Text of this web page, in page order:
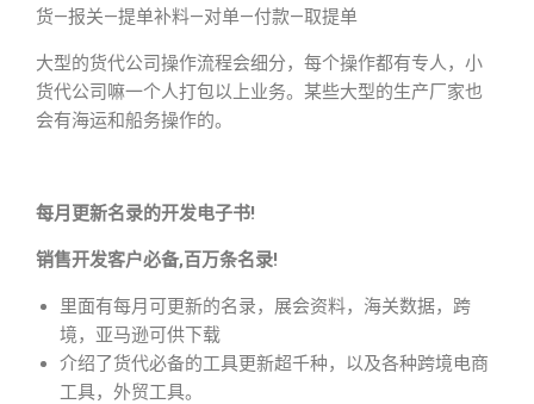
货—报关—提单补料—对单—付款—取提单
大型的货代公司操作流程会细分，每个操作都有专人，小
货代公司嘛一个人打包以上业务。某些大型的生产厂家也
会有海运和船务操作的。
每月更新名录的开发电子书!
销售开发客户必备,百万条名录!
里面有每月可更新的名录，展会资料，海关数据，跨
境，亚马逊可供下载
介绍了货代必备的工具更新超千种，以及各种跨境电商
工具，外贸工具。